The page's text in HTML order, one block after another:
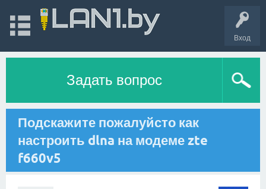
Вход
Задать вопрос
Подскажите пожалуйсто как
настроить dlna на модеме zte
f660v5